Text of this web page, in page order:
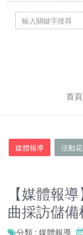
首頁
媒體報導 活動
【媒體報
曲採訪儲
分類 : 媒體報導